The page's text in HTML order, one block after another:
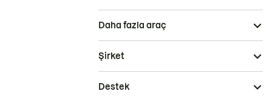
Daha fazla araç
Şirket
Destek